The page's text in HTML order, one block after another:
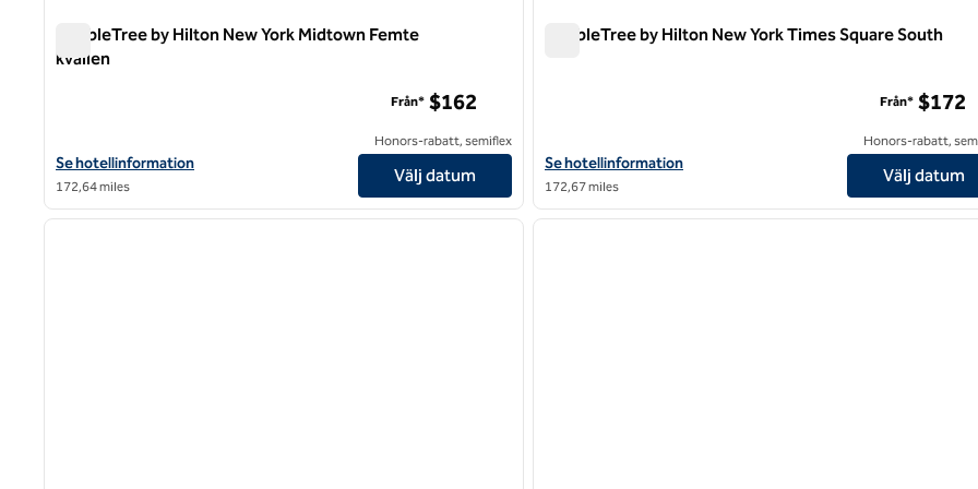
DoubleTree by Hilton New York Midtown Femte
kvällen
Visa hotelluppgifter för DoubleTree by Hilton New York Midtown Fifth Ave
Se hotellinformation
172,64 miles
Från* $162
Honors-rabatt, semiflex
Välj datum
DoubleTree by Hilton New York Times Square South
Visa hotelluppgifter för DoubleTree by Hilton New York Times
Se hotellinformation
172,67 miles
Från* $172
Honors-rabatt,
Välj datum
1/12
1 av 12
nästa bild1 av 6